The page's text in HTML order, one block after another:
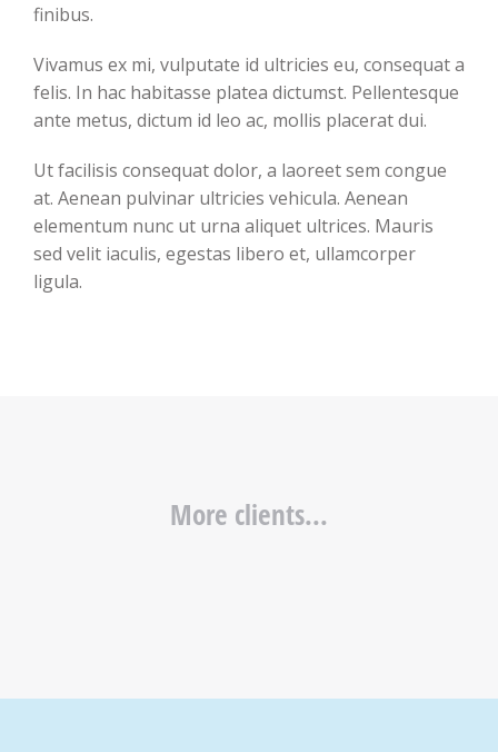
finibus.
Vivamus ex mi, vulputate id ultricies eu, consequat a
felis. In hac habitasse platea dictumst. Pellentesque
ante metus, dictum id leo ac, mollis placerat dui.
Ut facilisis consequat dolor, a laoreet sem congue
at. Aenean pulvinar ultricies vehicula. Aenean
elementum nunc ut urna aliquet ultrices. Mauris
sed velit iaculis, egestas libero et, ullamcorper
ligula.
More clients...